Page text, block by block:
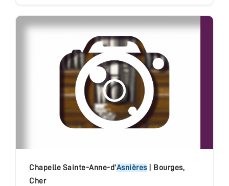
chapelle Sainte-Anne-d’Asnières| Bourges,
Cher